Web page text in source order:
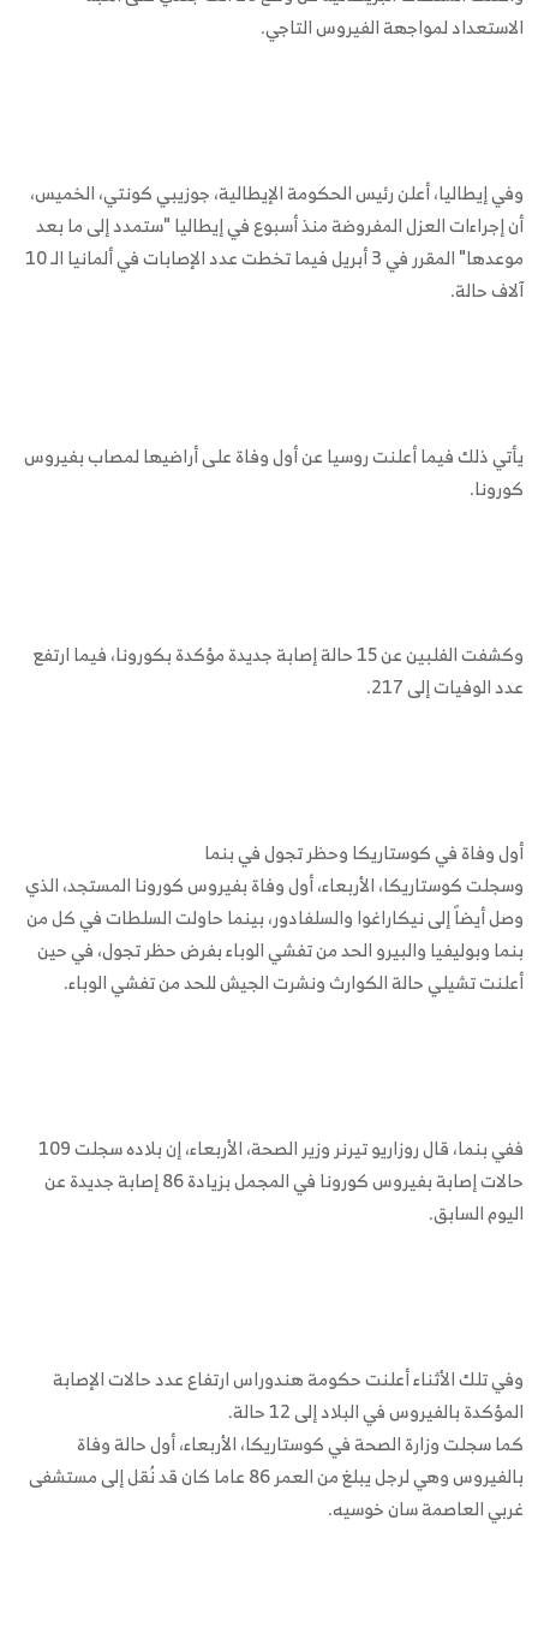
الاستعداد لمواجهة الفيروس التاجي.
وفي إيطاليا، أعلن رئيس الحكومة الإيطالية، جوزيبي كونتي، الخميس،
أن إجراءات العزل المفروضة منذ أسبوع في إيطاليا "ستمدد إلى ما بعد
موعدها" المقرر في 3 أبريل فيما تخطت عدد الإصابات في ألمانيا الـ 10
آلاف حالة.
يأتي ذلك فيما أعلنت روسيا عن أول وفاة على أراضيها لمصاب بفيروس
كورونا.
وكشفت الفلبين عن 15 حالة إصابة جديدة مؤكدة بكورونا، فيما ارتفع
عدد الوفيات إلى 217.
أول وفاة في كوستاريكا وحظر تجول في بنما
وسجلت كوستاريكا، الأربعاء، أول وفاة بفيروس كورونا المستجد، الذي
وصل أيضاً إلى نيكاراغوا والسلفادور، بينما حاولت السلطات في كل من
بنما وبوليفيا والبيرو الحد من تفشي الوباء بفرض حظر تجول، في حين
أعلنت تشيلي حالة الكوارث ونشرت الجيش للحد من تفشي الوباء.
ففي بنما، قال روزاريو تيرنر وزير الصحة، الأربعاء، إن بلاده سجلت 109
حالات إصابة بفيروس كورونا في المجمل بزيادة 86 إصابة جديدة عن
اليوم السابق.
وفي تلك الأثناء أعلنت حكومة هندوراس ارتفاع عدد حالات الإصابة
المؤكدة بالفيروس في البلاد إلى 12 حالة.
كما سجلت وزارة الصحة في كوستاريكا، الأربعاء، أول حالة وفاة
بالفيروس وهي لرجل يبلغ من العمر 86 عاما كان قد نُقل إلى مستشفى
غربي العاصمة سان خوسيه.